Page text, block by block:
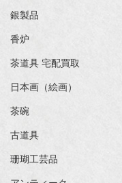
銀製品
香炉
茶道具 宅配買取
日本画（絵画）
茶碗
古道具
珊瑚工芸品